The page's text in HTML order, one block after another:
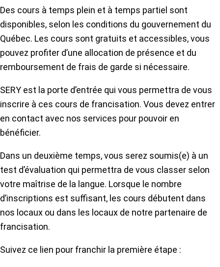
Des cours à temps plein et à temps partiel sont
disponibles, selon les conditions du gouvernement du
Québec. Les cours sont gratuits et accessibles, vous
pouvez profiter d’une allocation de présence et du
remboursement de frais de garde si nécessaire.
SERY est la porte d’entrée qui vous permettra de vous
inscrire à ces cours de francisation. Vous devez entrer
en contact avec nos services pour pouvoir en
bénéficier.
Dans un deuxième temps, vous serez soumis(e) à un
test d’évaluation qui permettra de vous classer selon
votre maîtrise de la langue. Lorsque le nombre
d’inscriptions est suffisant, les cours débutent dans
nos locaux ou dans les locaux de notre partenaire de
francisation.
Suivez ce lien pour franchir la première étape :